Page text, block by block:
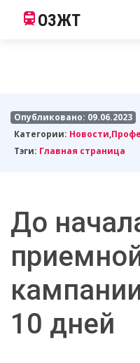
ОЗЖТ
Опубликовано: 09.06.2023
Категории: Новости,
Тэги: Главная страница
До
10 дней